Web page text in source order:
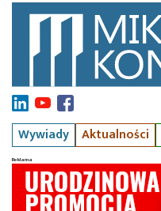
Wywiady Aktualności